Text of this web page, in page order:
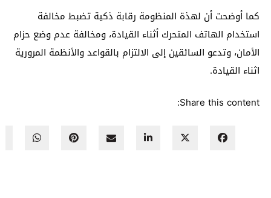
كما أوضحت أن لهذة المنظومة رقابة ذكية تضبط مخالفة
استخدام الهاتف المتحرك أثناء القيادة، ومخالفة عدم وضع حزام
الأمان، وتدعو السائقين إلى الالتزام بالقواعد والأنظمة المرورية
اثناء القيادة.
Share this content: